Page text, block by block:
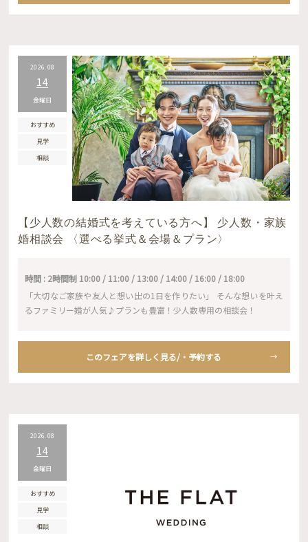
2026.08
14
金曜日
おすすめ
見学
相談
【少人数の結婚式を考えている方へ】 少人数・家族
婚相談会 〈選べる挙式＆会場＆プラン〉
時間 : 2時間制 10:00 / 11:00 / 13:00 / 14:00 / 16:00 / 18:00
「大切なご家族や友人と想い出の1日を作りたい」 そんな想いを叶え
るファミリー婚が人気♪プランも豊富！少人数専用の相談会！
このフェアを詳しく見る/・予約する
2026.08
14
金曜日
おすすめ
見学
相談